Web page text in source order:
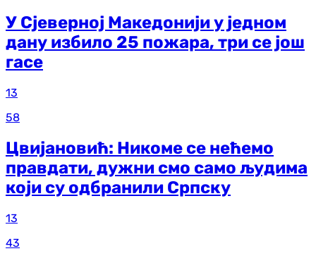
У Сјеверној Македонији у једном
дану избило 25 пожара, три се још
гасе
13
58
Цвијановић: Никоме се нећемо
правдати, дужни смо само људима
који су одбранили Српску
13
43